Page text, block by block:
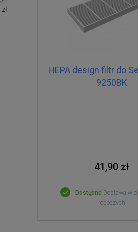
HEPA design filtr do
9250BK
41,90 zł
Dostępne Dostawa w
roboczych
zł